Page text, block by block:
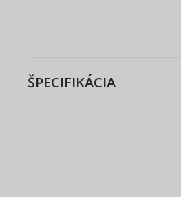
ŠPECIFIKÁCIA